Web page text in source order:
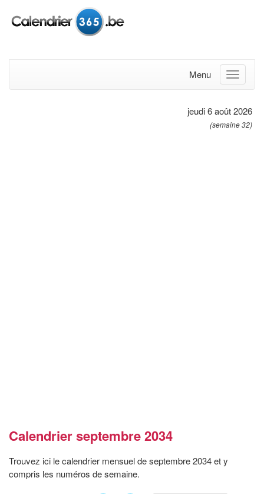
Menu
jeudi 6 août 2026
(semaine 32)
Calendrier septembre 2034
Trouvez ici le calendrier mensuel de septembre 2034 et y
compris les numéros de semaine.